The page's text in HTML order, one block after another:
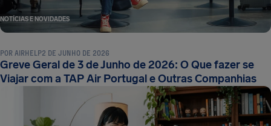
NOTÍCIAS E NOVIDADES
POR AIRHELP2 DE JUNHO DE 2026
Greve Geral de 3 de Junho de 2026: O Que fazer se
Viajar com a TAP Air Portugal e Outras Companhias